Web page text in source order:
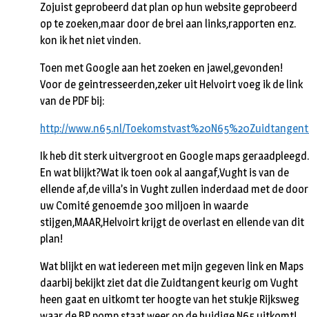
Zojuist geprobeerd dat plan op hun website geprobeerd
op te zoeken,maar door de brei aan links,rapporten enz.
kon ik het niet vinden.
Toen met Google aan het zoeken en jawel,gevonden!
Voor de geintresseerden,zeker uit Helvoirt voeg ik de link
van de PDF bij:
http://www.n65.nl/
Ik heb dit sterk uitvergroot en Google maps geraadpleegd.
En wat blijkt?Wat ik toen ook al aangaf,Vught is van de
ellende af,de villa’s in Vught zullen inderdaad met de door
uw Comité genoemde 300 miljoen in waarde
stijgen,MAAR,Helvoirt krijgt de overlast en ellende van dit
plan!
Wat blijkt en wat iedereen met mijn gegeven link en Maps
daarbij bekijkt ziet dat die Zuidtangent keurig om Vught
heen gaat en uitkomt ter hoogte van het stukje Rijksweg